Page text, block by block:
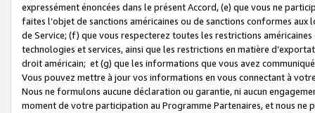
expressément énoncées dans le présent Accord, (e) que vous ne
faites l’objet de sanctions américaines ou de sanctions conformes
de Service; (f) que vous respecterez toutes les restrictions
technologies et services, ainsi que les restrictions en matière
droit américain; et (g) que les informations que vous avez
Vous pouvez mettre à jour vos informations en vous connectant à
Nous ne formulons aucune déclaration ou garantie, ni aucun
moment de votre participation au Programme Partenaires, et nous